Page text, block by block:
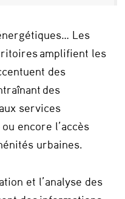
Les
amplifient les
des
des
services
encore l’accès
urbaines.
et l’analyse des